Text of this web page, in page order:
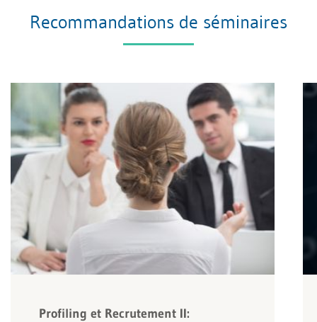
Recommandations de séminaires
Profiling et Recrutement II: